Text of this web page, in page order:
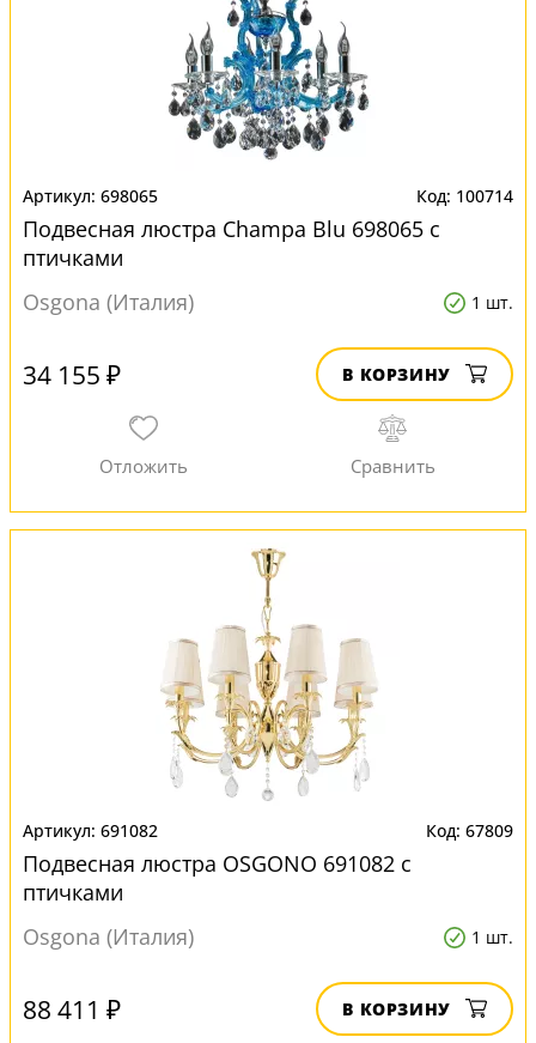
698065 100714
Подвесная люстра Champa Blu 698065 с
птичками
Osgona (Италия)
1 шт.
34 155 ₽ В КОРЗИНУ
691082 67809
Подвесная люстра OSGONO 691082 с
птичками
Osgona (Италия)
1 шт.
88 411 ₽ В КОРЗИНУ